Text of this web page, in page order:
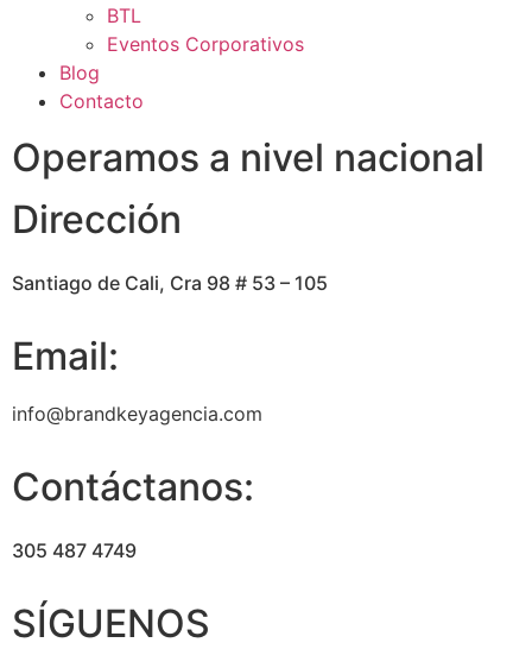
BTL
Eventos Corporativos
Blog
Contacto
Operamos a nivel nacional
Dirección
Santiago de Cali, Cra 98 # 53 – 105
Email:
info@brandkeyagencia.com
Contáctanos:
305 487 4749
SÍGUENOS